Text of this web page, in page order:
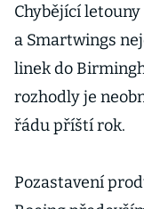
Chybějící
a Smartwings
linek do
rozhodly je
řádu příští rok.
Pozastavení